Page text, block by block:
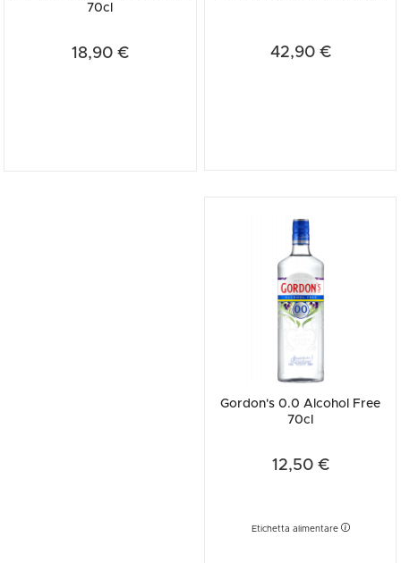
70cl
18,90 € 42,90 €
Gordon's 0.0 Alcohol Free
70cl
12,50 €
Etichetta alimentare